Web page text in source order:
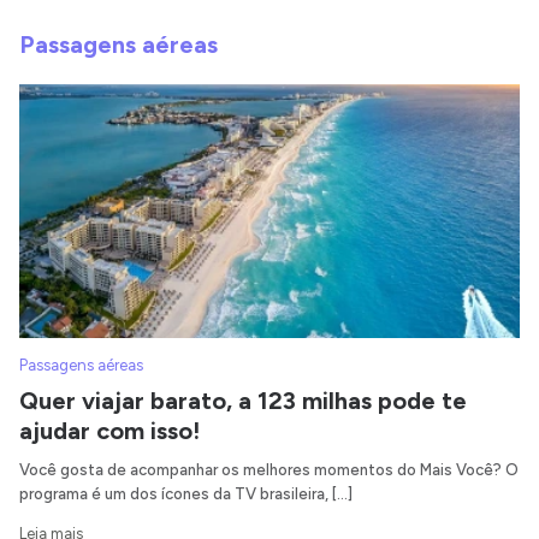
Passagens aéreas
Passagens aéreas
Quer viajar barato, a 123 milhas pode te
ajudar com isso!
Você gosta de acompanhar os melhores momentos do Mais Você? O
programa é um dos ícones da TV brasileira, […]
Leia mais